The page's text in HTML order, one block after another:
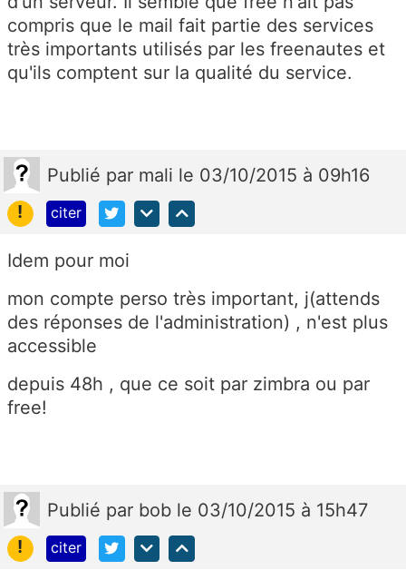
compris que le mail fait partie des services
très importants utilisés par les freenautes et
qu'ils comptent sur la qualité du service.
Publié par mali le 03/10/2015 à 09h16
!
citer
Idem pour moi
mon compte perso très important, j(attends
des réponses de l'administration) , n'est plus
accessible
depuis 48h , que ce soit par zimbra ou par
free!
Publié par bob le 03/10/2015 à 15h47
!
citer